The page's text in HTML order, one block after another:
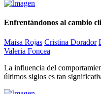
Enfrentándonos al cambio
Maisa Rojas Cristina Dorador
Valeria Foncea
La influencia del
últimos siglos es tan